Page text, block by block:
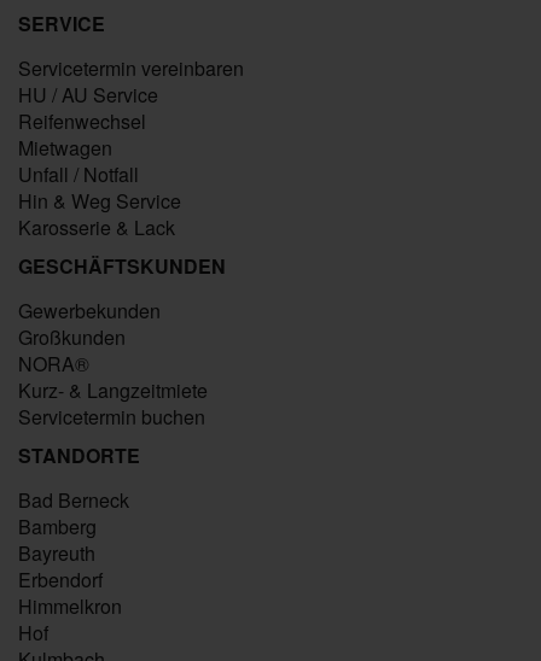
SERVICE
Servicetermin vereinbaren
HU / AU Service
Reifenwechsel
Mietwagen
Unfall / Notfall
Hin & Weg Service
Karosserie & Lack
GESCHÄFTSKUNDEN
Gewerbekunden
Großkunden
NORA®
Kurz- & Langzeitmiete
Servicetermin buchen
STANDORTE
Bad Berneck
Bamberg
Bayreuth
Erbendorf
Himmelkron
Hof